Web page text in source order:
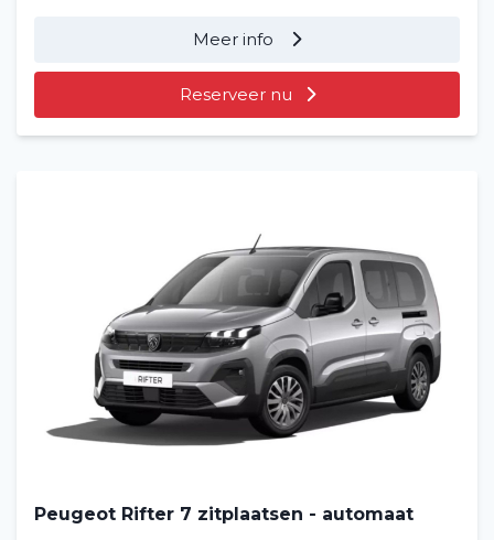
Meer info
Reserveer nu
Peugeot Rifter 7 zitplaatsen - automaat